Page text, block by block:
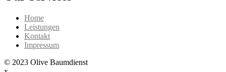
Home
Leistungen
Kontakt
Impressum
© 2023 Olive Baumdienst